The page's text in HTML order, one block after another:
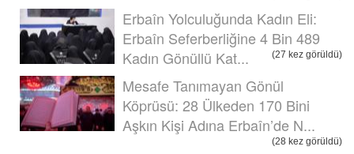
Erbaîn Yolculuğunda Kadın Eli:
Erbaîn Seferberliğine 4 Bin 489
Kadın Gönüllü Kat...
(27 kez görüldü)
Mesafe Tanımayan Gönül
Köprüsü: 28 Ülkeden 170 Bini
Aşkın Kişi Adına Erbaîn’de N...
(28 kez görüldü)